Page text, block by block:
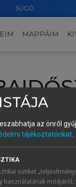
SÚGÓ
MAPPÁIM
lépj be a saját
1 óra
után a
az önről
tájékoztatónkat.
sütiket
használatának